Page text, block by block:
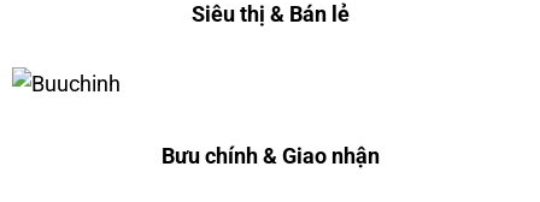
Siêu thị & Bán lẻ
Bưu chính & Giao nhận